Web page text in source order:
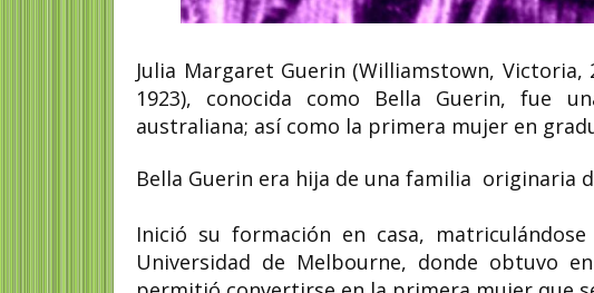
Julia Margaret Guerin (Williamstown,
1923), conocida como Bella Guerin, fue
australiana; así como la primera mujer en
Bella Guerin era hija de una familia originaria
Inició su formación en casa,
Universidad de Melbourne, donde obtuvo